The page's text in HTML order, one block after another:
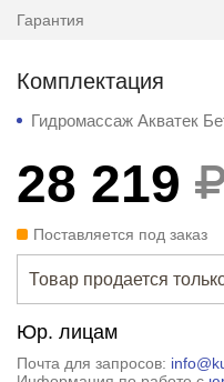
Гарантия
Комплектация
Гидромассаж Акватек
28 219
Поставляется под заказ
Товар продается
Юр. лицам
Почта для запросов: